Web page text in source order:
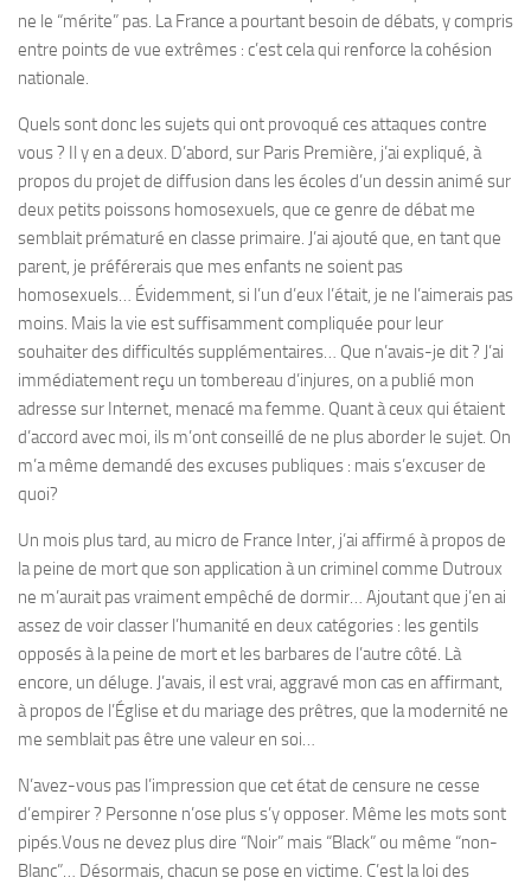
ne le “mérite” pas. La France a pourtant besoin de débats, y compris
entre points de vue extrêmes : c’est cela qui renforce la cohésion
nationale.
Quels sont donc les sujets qui ont provoqué ces attaques contre
vous ? Il y en a deux. D’abord, sur Paris Première, j’ai expliqué, à
propos du projet de diffusion dans les écoles d’un dessin animé sur
deux petits poissons homosexuels, que ce genre de débat me
semblait prématuré en classe primaire. J’ai ajouté que, en tant que
parent, je préférerais que mes enfants ne soient pas
homosexuels… Évidemment, si l’un d’eux l’était, je ne l’aimerais pas
moins. Mais la vie est suffisamment compliquée pour leur
souhaiter des difficultés supplémentaires… Que n’avais-je dit ? J’ai
immédiatement reçu un tombereau d’injures, on a publié mon
adresse sur Internet, menacé ma femme. Quant à ceux qui étaient
d’accord avec moi, ils m’ont conseillé de ne plus aborder le sujet. On
m’a même demandé des excuses publiques : mais s’excuser de
quoi?
Un mois plus tard, au micro de France Inter, j’ai affirmé à propos de
la peine de mort que son application à un criminel comme Dutroux
ne m’aurait pas vraiment empêché de dormir… Ajoutant que j’en ai
assez de voir classer l’humanité en deux catégories : les gentils
opposés à la peine de mort et les barbares de l’autre côté. Là
encore, un déluge. J’avais, il est vrai, aggravé mon cas en affirmant,
à propos de l’Église et du mariage des prêtres, que la modernité ne
me semblait pas être une valeur en soi…
N’avez-vous pas l’impression que cet état de censure ne cesse
d’empirer ? Personne n’ose plus s’y opposer. Même les mots sont
pipés.Vous ne devez plus dire “Noir” mais “Black” ou même “non-
Blanc”… Désormais, chacun se pose en victime. C’est la loi des